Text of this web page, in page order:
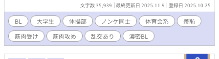
ズ」の第10作です。これまでの作品を先に読んでいただけると、
なお一層お楽しみいただけます！】
に先輩・韮川の膝に跨がった後輩・坂口が、テーブルの下で密や
かな膝上ファックに喘いでいた。太い陰茎がアナルのぬめりを掻
き回し、店員の足音が迫るスリル。佑司は目隠し役を強いられな
がら、坂口の陰茎を口に含み、熱い精液を飲み干す。スマホが全
てを記録する中、互いの手が股間に伸び、自慰の輪が広がる――
店員の突然の入室に、全員の体が凍りつく。 ３月、卒業を控え
文字数 35,939 最終更新日 2025.11.9 登録日 2025.10.25
BL 大学生 体操部 ノンケ同士 体育会系
羞恥
筋肉受け
筋肉攻め 乱交あり 濃密BL